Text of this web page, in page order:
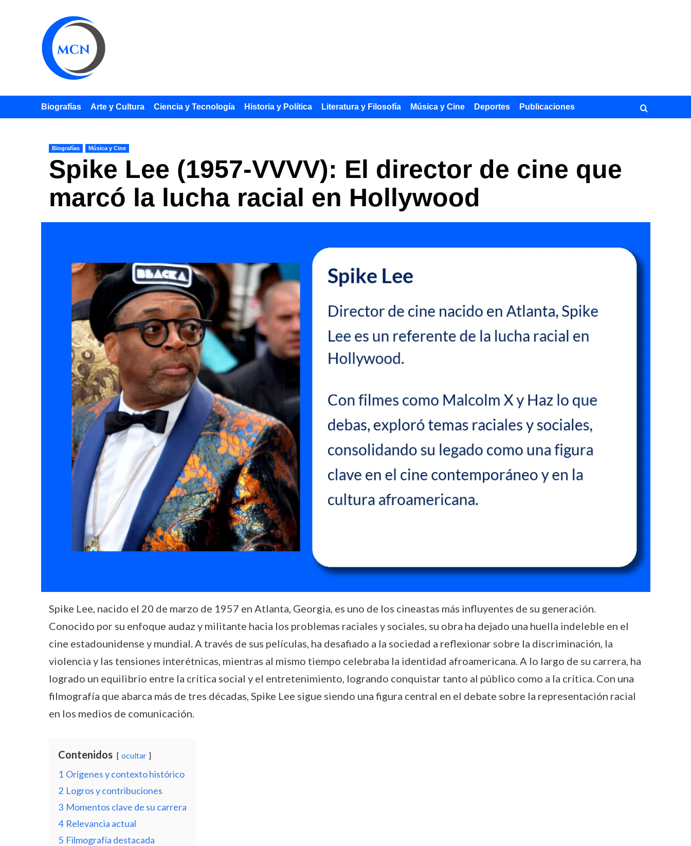
Biografías Arte y Cultura Ciencia y Tecnología Historia y Política Literatura y Filosofía Música y Cine Deportes Publicaciones
Biografías Música y Cine
Spike Lee (1957-VVVV): El director de cine que
marcó la lucha racial en Hollywood
Spike Lee, nacido el 20 de marzo de 1957 en Atlanta, Georgia, es uno de los cineastas más influyentes de su generación.
Conocido por su enfoque audaz y militante hacia los problemas raciales y sociales, su obra ha dejado una huella indeleble en el
cine estadounidense y mundial. A través de sus películas, ha desafiado a la sociedad a reflexionar sobre la discriminación, la
violencia y las tensiones interétnicas, mientras al mismo tiempo celebraba la identidad afroamericana. A lo largo de su carrera, ha
logrado un equilibrio entre la crítica social y el entretenimiento, logrando conquistar tanto al público como a la crítica. Con una
filmografía que abarca más de tres décadas, Spike Lee sigue siendo una figura central en el debate sobre la representación racial
en los medios de comunicación.
Contenidos ocultar
1 Orígenes y contexto histórico
2 Logros y contribuciones
3 Momentos clave de su carrera
4 Relevancia actual
5 Filmografía destacada